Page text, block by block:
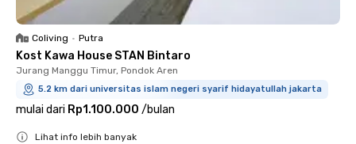
Coliving • Putra
Kost Kawa House STAN Bintaro
Jurang Manggu Timur, Pondok Aren
5.2 km dari universitas islam negeri syarif hidayatullah jakarta
mulai dari Rp1.100.000 /bulan
Lihat info lebih banyak